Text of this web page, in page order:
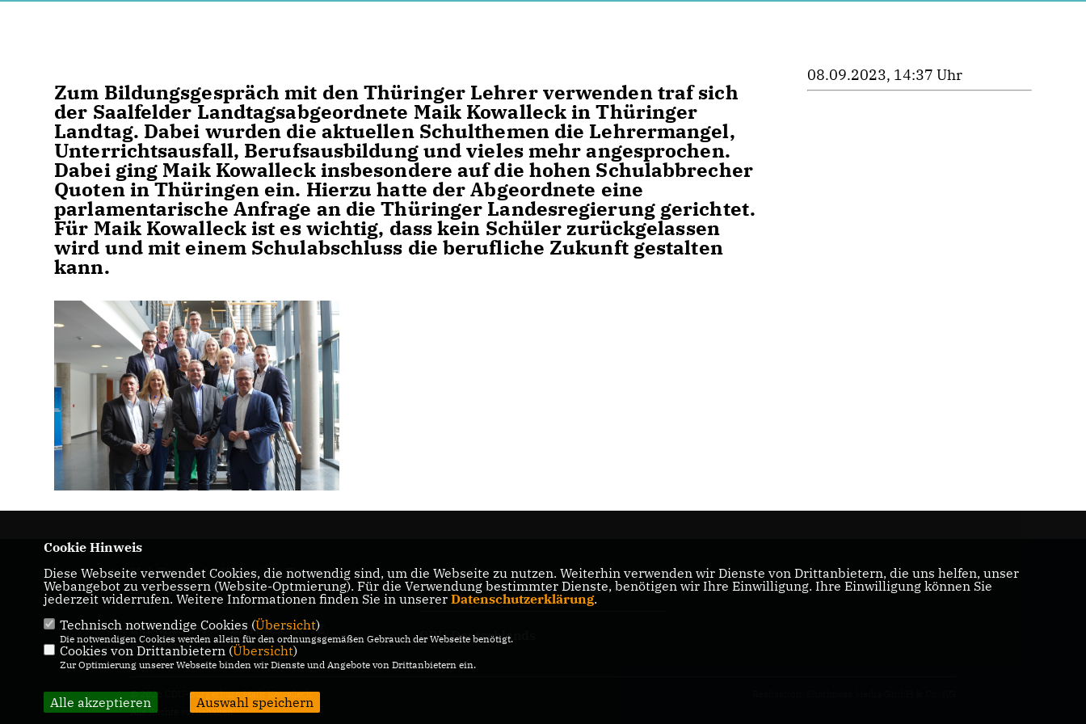
Zum Bildungsgespräch mit den Thüringer Lehrer verwenden traf sich
der Saalfelder Landtagsabgeordnete Maik Kowalleck in Thüringer
Landtag. Dabei wurden die aktuellen Schulthemen die Lehrermangel,
Unterrichtsausfall, Berufsausbildung und vieles mehr angesprochen.
Dabei ging Maik Kowalleck insbesondere auf die hohen Schulabbrecher
Quoten in Thüringen ein. Hierzu hatte der Abgeordnete eine
parlamentarische Anfrage an die Thüringer Landesregierung gerichtet.
Für Maik Kowalleck ist es wichtig, dass kein Schüler zurückgelassen
wird und mit einem Schulabschluss die berufliche Zukunft gestalten
kann.
08.09.2023, 14:37 Uhr
Maik Kowalleck - Mitglied des Thüringer
Landtags
IMPRESSUM
DATENSCHUTZ
KONTAKT
CDU Landesverband Thüringen
CDU Deutschlands
© 2026 CDU-Bürgerbüro Maik Kowalleck
Alle Rechte vorbehalten.
Cookie Hinweis
Diese Webseite verwendet Cookies, die notwendig sind, um die Webseite zu nutzen. Weiterhin verwenden wir Dienste von Drittanbietern, die uns helfen, unser
Webangebot zu verbessern (Website-Optmierung). Für die Verwendung bestimmter Dienste, benötigen wir Ihre Einwilligung. Ihre Einwilligung können Sie
jederzeit widerrufen. Weitere Informationen finden Sie in unserer Datenschutzerklärung.
Technisch notwendige Cookies (Übersicht)
Die notwendigen Cookies werden allein für den ordnungsgemäßen Gebrauch der Webseite benötigt.
Cookies von Drittanbietern (Übersicht)
Zur Optimierung unserer Webseite binden wir Dienste und Angebote von Drittanbietern ein.
Alle akzeptieren Auswahl speichern